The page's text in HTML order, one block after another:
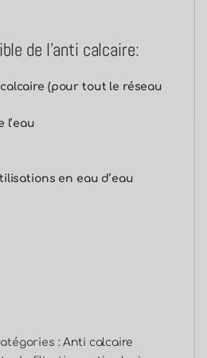
de l’anti calcaire:
(pour tout le réseau
l’eau
en eau d’eau
:Anti calcaire